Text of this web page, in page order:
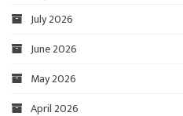
July 2026
June 2026
May 2026
April 2026